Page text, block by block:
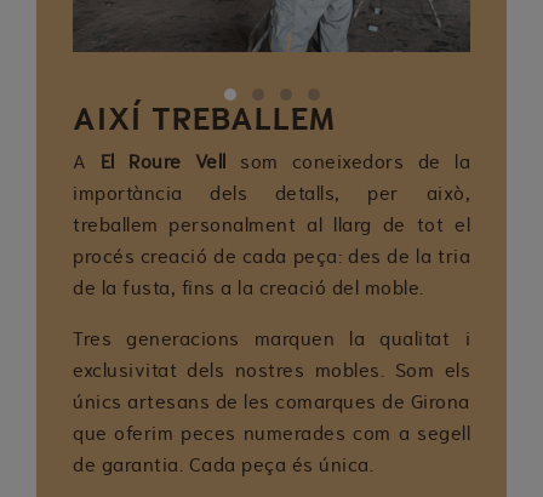
AIXÍ TREBALLEM
A El Roure Vell som coneixedors de la
importància dels detalls, per això,
treballem personalment al llarg de tot el
procés creació de cada peça: des de la tria
de la fusta, fins a la creació del moble.
Tres generacions marquen la qualitat i
exclusivitat dels nostres mobles. Som els
únics artesans de les comarques de Girona
que oferim peces numerades com a segell
de garantia. Cada peça és única.